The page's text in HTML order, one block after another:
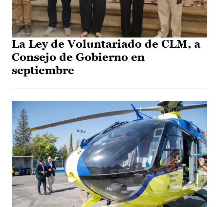
La Ley de Voluntariado de CLM, a
Consejo de Gobierno en
septiembre